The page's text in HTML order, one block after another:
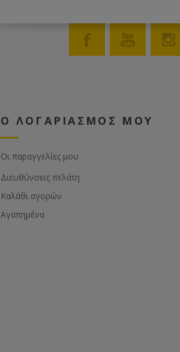
Ο ΛΟΓΑΡΙΑΣΜΟΣ ΜΟΥ
Οι παραγγελίες μου
Διευθύνσεις πελάτη
Καλάθι αγορών
Αγαπημένα